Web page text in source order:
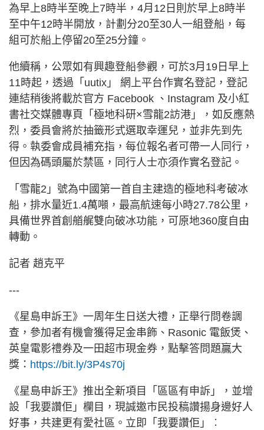
為早上8時半至晚上7時半，4月12日則於早上8時半
至中午12時半開放，計劃分20至30人一組登船，每
組可於船上停留20至25分鐘。
他續稱，公眾如有興趣登船參觀，可於3月19日早上
11時起，透過「uutix」 網上平台作實名登記，登記
連結稍後將載於官方 Facebook 、Instagram 及小紅
書社交媒體專頁「極地科研×雪龍2訪港」，如反應熱
烈，委員會將於抽籤形式選取幸運兒，並非先到先
得。執委會成員補充指，每位報名者可帶一人同行，
但因為碼頭屬於禁區，同行人士亦須作實名登記。
「雪龍2」號為中國第一首自主建造的極地科考破冰
船，排水量近1.4萬噸，最高航速每小時27.78公里，
具備世界首創艏艉雙向破冰功能，可原地360度自由
轉動。
記者 趙克平
---
《星島申訴王》一周年生日送大禮，正舉行問卷調
查，參加者有機會獲得足金串飾、Rasonic 電飯煲、
英皇電影禮券及一田超市現金券，點擊答問題贏大
獎： https://bit.ly/3P4s70j
《星島申訴王》推出全新項目「區區有申訴」，並增
設「我要讚佢」欄目，現誠邀市民投稿讚揚身邊好人
好事，共建更有愛社區。立即「我要讚佢」︰